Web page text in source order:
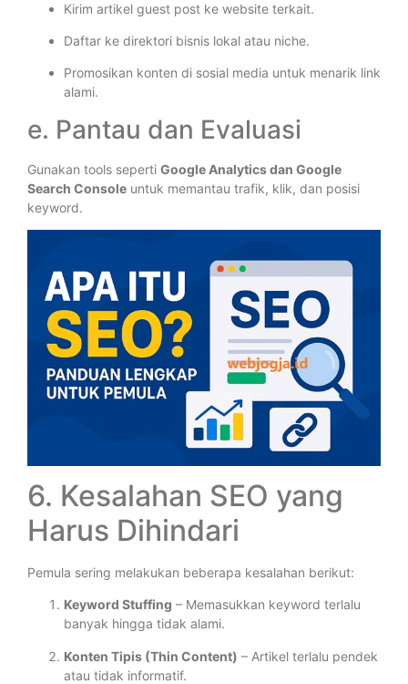
Kirim artikel guest post ke website terkait.
Daftar ke direktori bisnis lokal atau niche.
Promosikan konten di sosial media untuk menarik link
alami.
e. Pantau dan Evaluasi
Gunakan tools seperti Google Analytics dan Google
Search Console untuk memantau trafik, klik, dan posisi
keyword.
6. Kesalahan SEO yang
Harus Dihindari
Pemula sering melakukan beberapa kesalahan berikut:
Keyword Stuffing – Memasukkan keyword terlalu
banyak hingga tidak alami.
Konten Tipis (Thin Content) – Artikel terlalu pendek
atau tidak informatif.